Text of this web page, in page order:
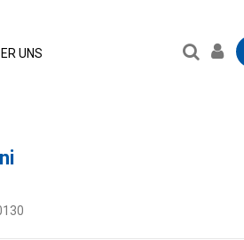
UNS